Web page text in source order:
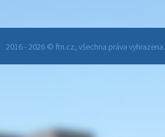
2016 - 2026 © ftn.cz, všechna práva vyhrazena.